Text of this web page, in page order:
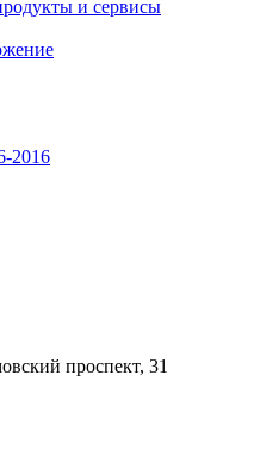
и сервисы
2016
проспект, 31